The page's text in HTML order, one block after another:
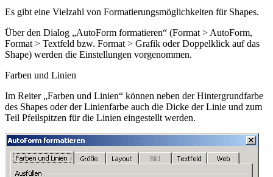
Es gibt eine Vielzahl von Formatierungsmöglichkeiten für Shapes.
Über den Dialog „AutoForm formatieren“ (Format > AutoForm,
Format > Textfeld bzw. Format > Grafik oder Doppelklick auf das
Shape) werden die Einstellungen vorgenommen.
Farben und Linien
Im Reiter „Farben und Linien“ können neben der Hintergrundfarbe
des Shapes oder der Linienfarbe auch die Dicke der Linie und zum
Teil Pfeilspitzen für die Linien eingestellt werden.